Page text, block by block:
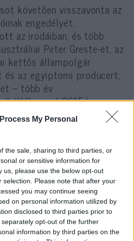
My Personal
the sale, sharing to third parties, or
or sensitive information for
us, please use the below opt-out
selection. Please note that after your
you may continue seeing
on personal information utilized by
disclosed to third parties prior to
opt-out of the further
information by third parties on the
követően visszavonta az
engedélyét,
az irodáiban, és több
Peter Greste-et, az
kettős állampolgár
és az egyiptomi producert,
– több év
majd 2015-ben
Katar – amelyet
a Muszlim
iránti szimpátiával
diplomáciai